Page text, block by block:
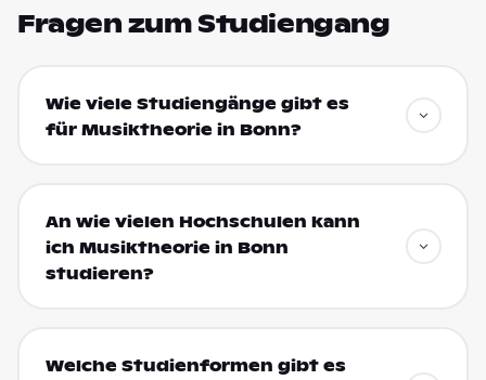
Fragen zum Studiengang
Wie viele Studiengänge gibt es
für Musiktheorie in Bonn?
An wie vielen Hochschulen kann
ich Musiktheorie in Bonn
studieren?
Welche Studienformen gibt es